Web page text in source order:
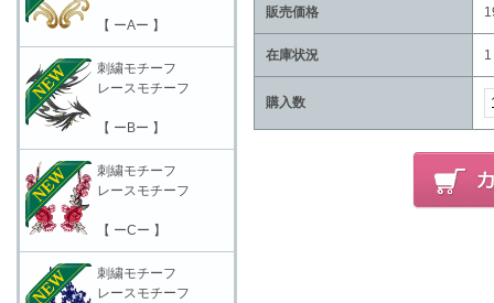
販売価格
在庫状況 1
購入数
【 ーAー 】
刺繍モチーフ
レースモチーフ
【 ーBー 】
刺繍モチーフ
レースモチーフ
【 ーCー 】
刺繍モチーフ
レースモチーフ